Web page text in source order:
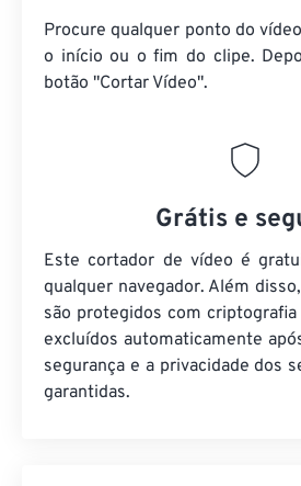
Procure qualquer ponto do
o início ou o fim do clipe.
botão "Cortar Vídeo".
Grátis e
Este cortador de vídeo é
qualquer navegador. Além
são protegidos com
excluídos automaticamente
segurança e a privacidade dos
garantidas.